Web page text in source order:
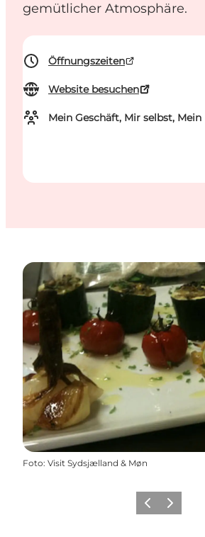
gemütlicher Atmosphäre.
Öffnungszeiten
Website besuchen
Mein Geschäft, Mir selbst,
Foto: Visit Sydsjælland & Møn
ZurückWeiter